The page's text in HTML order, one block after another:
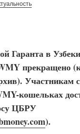
Гаранта в
прекращено
Участникам
кошельках
ЦБРУ
).